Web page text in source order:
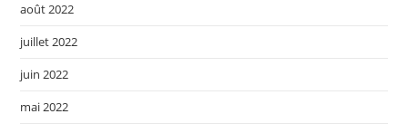
août 2022
juillet 2022
juin 2022
mai 2022